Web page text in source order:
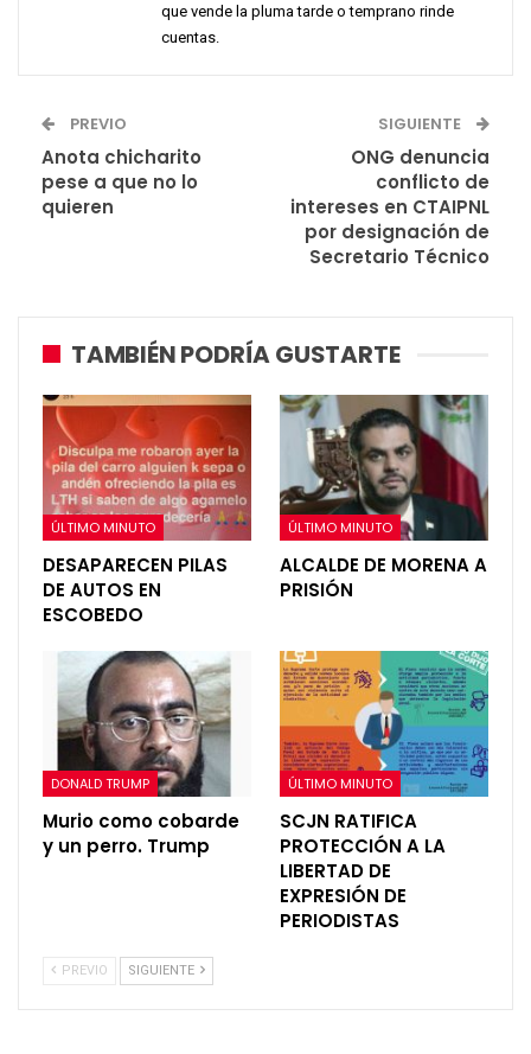
que vende la pluma tarde o temprano rinde
cuentas.
PREVIO
Anota chicharito
pese a que no lo
quieren
SIGUIENTE
ONG denuncia
conflicto de
intereses en CTAIPNL
por designación de
Secretario Técnico
TAMBIÉN PODRÍA GUSTARTE
ÚLTIMO MINUTO
DESAPARECEN PILAS
DE AUTOS EN
ESCOBEDO
ÚLTIMO MINUTO
ALCALDE DE MORENA A
PRISIÓN
DONALD TRUMP
Murio como cobarde
y un perro. Trump
ÚLTIMO MINUTO
SCJN RATIFICA
PROTECCIÓN A LA
LIBERTAD DE
EXPRESIÓN DE
PERIODISTAS
PREVIO SIGUIENTE